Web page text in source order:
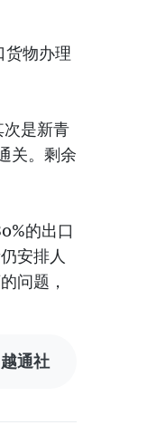
货物办理
次是新青
关。剩余
的出口
安排人
问题，
越通社